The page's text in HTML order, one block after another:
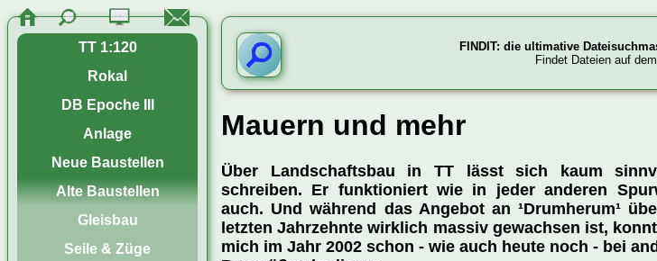
TT 1:120
Rokal
DB Epoche III
Anlage
Neue Baustellen
Alte Baustellen
Gleisbau
Seile & Züge
FINDIT: die ultimative
Findet Dateien auf
Mauern und mehr
Über Landschaftsbau in TT lässt sich kaum
schreiben. Er funktioniert wie in jeder anderen
auch. Und während das Angebot an ¹Drumherum¹
letzten Jahrzehnte wirklich massiv gewachsen ist,
mich im Jahr 2002 schon - wie auch heute noch - bei